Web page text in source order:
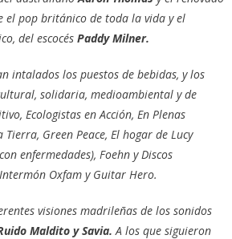
el pop británico de toda la vida y el
del escocés Paddy Milner.
intalados los puestos de bebidas, y los
solidaria, medioambiental y de
Ecologistas en Acción, En Plenas
Tierra, Green Peace, El hogar de Lucy
enfermedades), Foehn y Discos
Oxfam y Guitar Hero.
visiones madrileñas de los sonidos
Maldito y Savia. A los que siguieron